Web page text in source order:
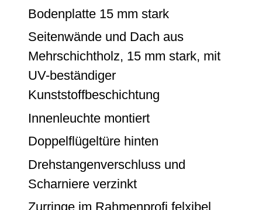
Bodenplatte 15 mm stark
Seitenwände und Dach aus
Mehrschichtholz, 15 mm stark, mit
UV-beständiger
Kunststoffbeschichtung
Innenleuchte montiert
Doppelflügeltüre hinten
Drehstangenverschluss und
Scharniere verzinkt
Zurringe im Rahmenprofi felxibel